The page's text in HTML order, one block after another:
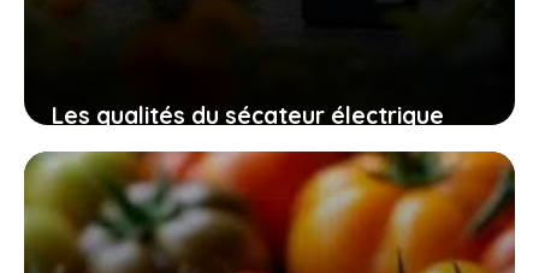
Les qualités du sécateur électrique
swansoft pru28 pour un jardinage
efficace, sûr et sans fatigue
10 novembre 2025